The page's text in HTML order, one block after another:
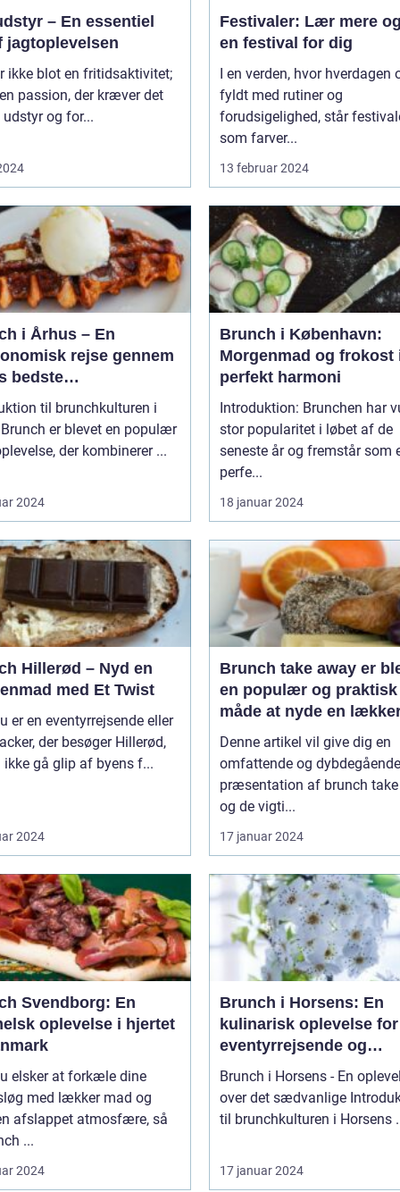
– En essentiel
jagtoplevelsen
ikke blot en fritidsaktivitet;
passion, der kræver det
og for...
Festivaler: Lær mere
en festival for dig
I en verden, hvor hverdagen
fyldt med rutiner og
forudsigelighed, står
som farver...
13 februar 2024
i Århus – En
rejse gennem
bedste
til brunchkulturen i
der kombinerer ...
2024
Brunch i København:
Morgenmad og frokost
perfekt harmoni
Introduktion: Brunchen har
stor popularitet i løbet af de
seneste år og fremstår som
perfe...
18 januar 2024
Hillerød – Nyd en
med Et Twist
er en eventyrrejsende eller
der besøger Hillerød,
ikke gå glip af byens f...
2024
Brunch take away er
en populær og praktisk
måde at nyde en
brunchoplevelse på,
hvor man befinder sig
Denne artikel vil give dig en
omfattende og dybdegående
præsentation af brunch
og de vigti...
17 januar 2024
Svendborg: En
oplevelse i hjertet
elsker at forkæle dine
med lækker mad og
afslappet atmosfære, så
...
2024
Brunch i Horsens: En
kulinarisk oplevelse for
eventyrrejsende og
backpackere
Brunch i Horsens - En
over det sædvanlige Introduktion
til
17 januar 2024